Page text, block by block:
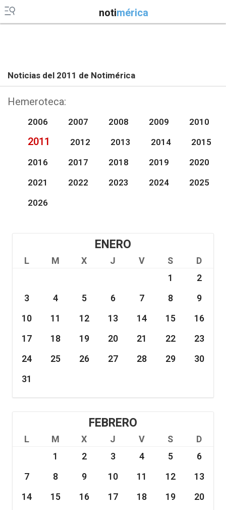
notimérica
Noticias del 2011 de Notimérica
Hemeroteca:
2006 2007 2008 2009 2010
2011 2012 2013 2014
2015
2016
2017 2018 2019
2020
2021
2022 2023 2024
2025
2026
ENERO
L M X J V S
D
1
2
3
4 5 6 7 8
9
10
11 12 13 14 15
16
17
18 19 20 21 22
23
24
25 26 27 28 29
30
31
FEBRERO
L M X J V S
D
1
2 3 4 5
6
7
8 9 10 11 12
13
14
15 16 17 18 19
20